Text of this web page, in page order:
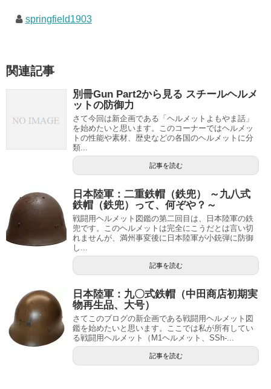
springfield1903
関連記事
別冊Gun Part2から見る スチールヘルメ
ットの防御力
さて今回は新企画である「ヘルメットよもやま話」
を始めたいと思います。このコーナーではヘルメッ
トの性能や素材、歴史などの各国のヘルメットに分
類...
記事を読む
日本陸軍：二重鉄帽（鉄兜） ～九八式
鉄帽（鉄兜）って、何ぞや？～
戦闘用ヘルメット図鑑の第二回目は、日本陸軍の鉄
兜です。このヘルメットは完全にこうだとは言い切
れませんが、満州事変後に日本陸軍が小銃弾に防御
し...
記事を読む
日本陸軍：九〇式鉄帽（中田商店初期実
物再生品、大号）
さてこのブログの新企画である戦闘用ヘルメット図
鑑を始めたいと思います。ここでは私が所有してい
る戦闘用ヘルメット（M1ヘルメット、SSh-...
記事を読む